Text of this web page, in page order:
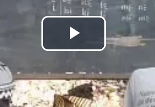
Lire
la